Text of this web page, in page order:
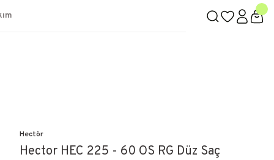
Hectör
Hector HEC 225 - 60 OS RG Düz Saç